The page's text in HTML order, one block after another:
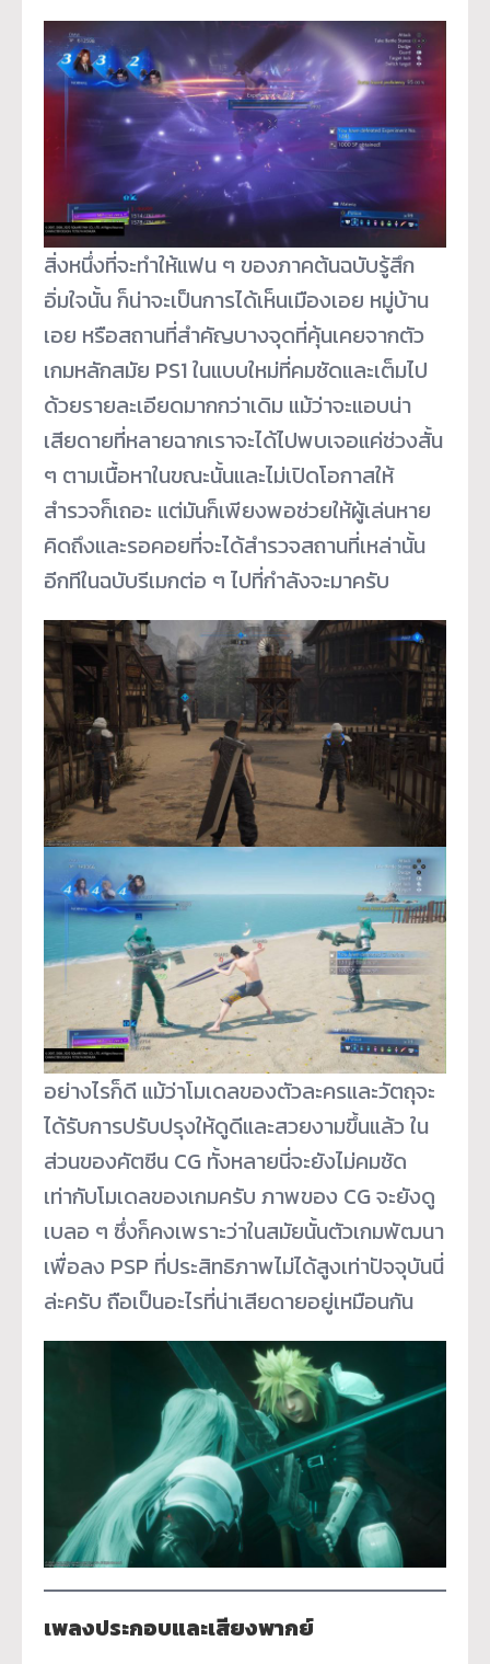
สิ่งหนึ่งที่จะทำให้แฟน ๆ ของภาคต้นฉบับรู้สึก
อิ่มใจนั้น ก็น่าจะเป็นการได้เห็นเมืองเอย หมู่บ้าน
เอย หรือสถานที่สำคัญบางจุดที่คุ้นเคยจากตัว
เกมหลักสมัย PS1 ในแบบใหม่ที่คมชัดและเต็มไป
ด้วยรายละเอียดมากกว่าเดิม แม้ว่าจะแอบน่า
เสียดายที่หลายฉากเราจะได้ไปพบเจอแค่ช่วงสั้น
ๆ ตามเนื้อหาในขณะนั้นและไม่เปิดโอกาสให้
สำรวจก็เถอะ แต่มันก็เพียงพอช่วยให้ผู้เล่นหาย
คิดถึงและรอคอยที่จะได้สำรวจสถานที่เหล่านั้น
อีกทีในฉบับรีเมกต่อ ๆ ไปที่กำลังจะมาครับ
อย่างไรก็ดี แม้ว่าโมเดลของตัวละครและวัตถุจะ
ได้รับการปรับปรุงให้ดูดีและสวยงามขึ้นแล้ว ใน
ส่วนของคัตซีน CG ทั้งหลายนี่จะยังไม่คมชัด
เท่ากับโมเดลของเกมครับ ภาพของ CG จะยังดู
เบลอ ๆ ซึ่งก็คงเพราะว่าในสมัยนั้นตัวเกมพัฒนา
เพื่อลง PSP ที่ประสิทธิภาพไม่ได้สูงเท่าปัจจุบันนี่
ล่ะครับ ถือเป็นอะไรที่น่าเสียดายอยู่เหมือนกัน
เพลงประกอบและเสียงพากย์